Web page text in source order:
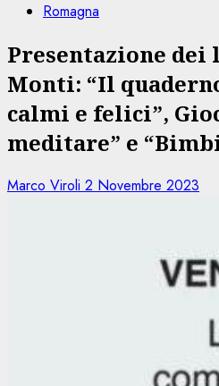
Romagna
Presentazione
Monti: “Il
calmi e felici”,
meditare” e
Marco Viroli 2 Novembre 2023